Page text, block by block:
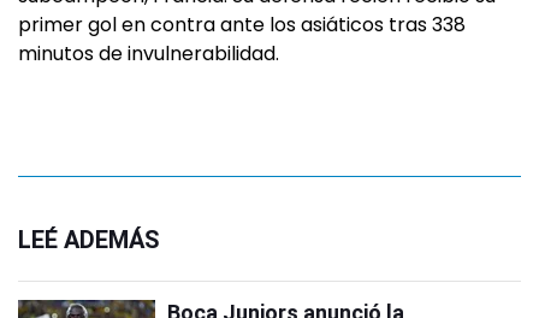
primer gol en contra ante los asiáticos tras 338
minutos de invulnerabilidad.
LEÉ ADEMÁS
Boca Juniors anunció la